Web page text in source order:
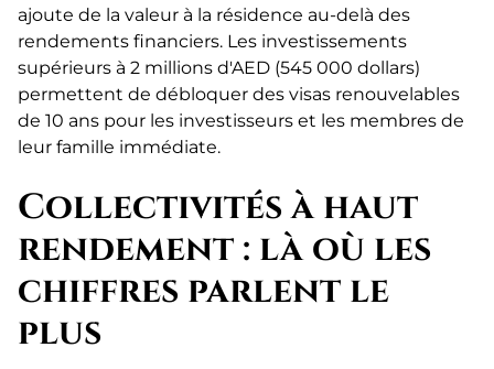
ajoute de la valeur à la résidence au-delà des
rendements financiers. Les investissements
supérieurs à 2 millions d'AED (545 000 dollars)
permettent de débloquer des visas renouvelables
de 10 ans pour les investisseurs et les membres de
leur famille immédiate.
Collectivités à haut
rendement : là où les
chiffres parlent le
plus